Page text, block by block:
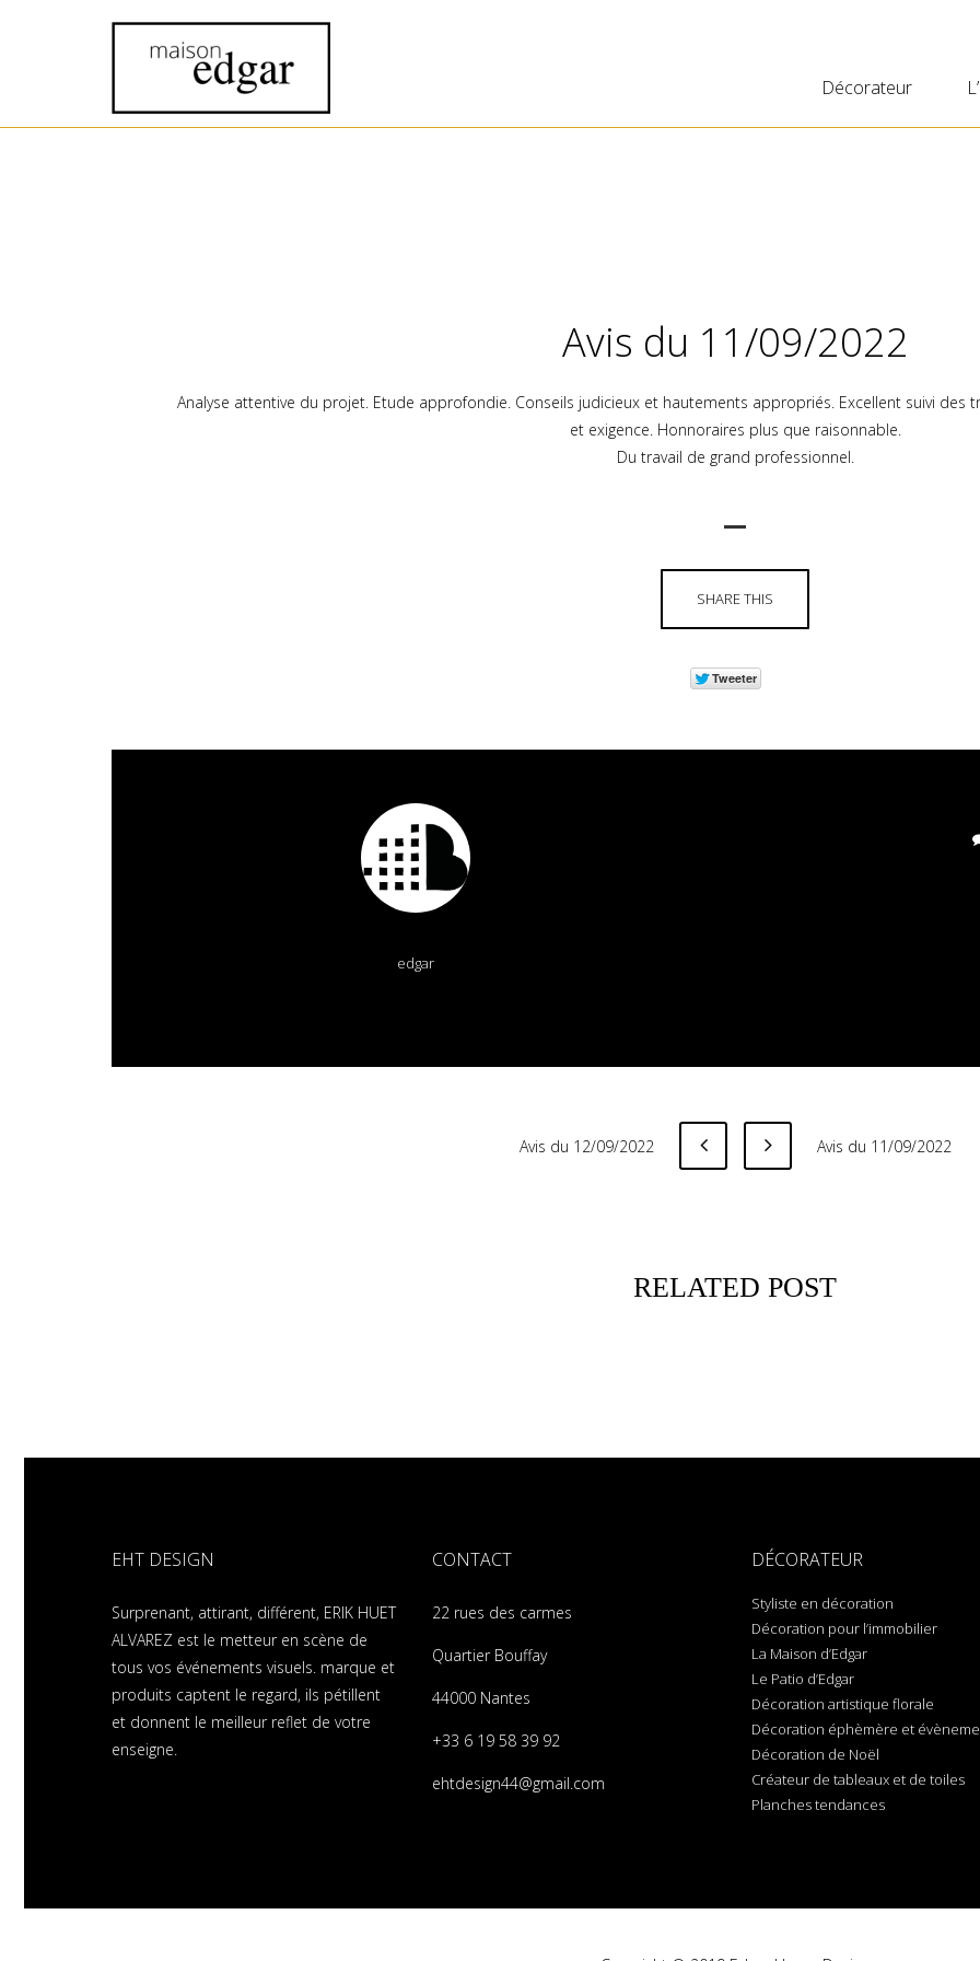
Décorateur
Avis du 11/09/2022
Analyse attentive du projet. Etude approfondie. Conseils judicieux et hautements appropriés. Excellent suivi des
et exigence. Honnoraires plus que raisonnable.
Du travail de grand professionnel.
SHARE THIS
edgar
Avis du 12/09/2022 Avis du 11/09/2022
RELATED POST
EHT DESIGN
Surprenant, attirant, différent, ERIK HUET
ALVAREZ est le metteur en scène de
tous vos événements visuels. marque et
produits captent le regard, ils pétillent
et donnent le meilleur reflet de votre
enseigne.
CONTACT
22 rues des carmes
Quartier Bouffay
44000 Nantes
+33 6 19 58 39 92
ehtdesign44@gmail.com
DÉCORATEUR
Styliste en décoration
Décoration pour l’immobilier
La Maison d’Edgar
Le Patio d’Edgar
Décoration artistique florale
Décoration éphèmère et
Décoration de Noël
Créateur de tableaux et de toiles
Planches tendances